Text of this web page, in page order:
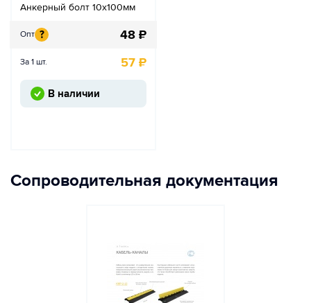
Анкерный болт 10х100мм
Опт ? 48 ₽
За 1 шт. 57 ₽
В наличии
Сопроводительная документация